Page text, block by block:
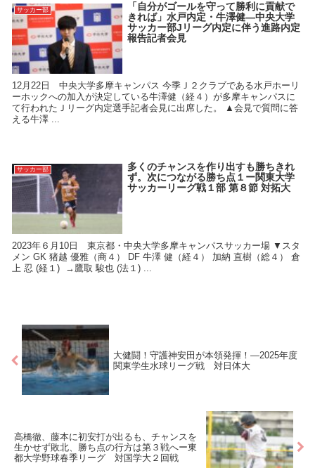
サッカー部
「自分がゴールを守って勝利に貢献で
きれば」水戸内定・牛澤健―中央大学
サッカー部Jリーグ内定に伴う進路内定
報告記者会見
12月22日 中央大学多摩キャンパス 今季Ｊ２クラブである水戸ホーリ
ーホックへの加入が決定している牛澤健（経４）が多摩キャンパスに
て行われたＪリーグ内定選手記者会見に出席した。 ▲会見で質問に答
える牛澤 ...
サッカー部
多くのチャンスを作り出すも勝ちきれ
ず。次につながる勝ち点１ー関東大学
サッカーリーグ戦１部 第８節 対拓大
2023年６月10日 東京都・中央大学多摩キャンパスサッカー場 ▼スタ
メン GK 猪越 優雅（商４） DF 牛澤 健（経４） 加納 直樹（総４） 倉
上 忍 (経１) →鷹取 駿也 (法１) ...
大健闘！守護神安田が本領発揮！―2025年度
関東学生水球リーグ戦 対日体大
高橋徹、藤本に初安打が出るも、チャンスを
生かせず敗北、勝ち点の行方は第３戦へー東
都大学野球春季リーグ 対国学大２回戦